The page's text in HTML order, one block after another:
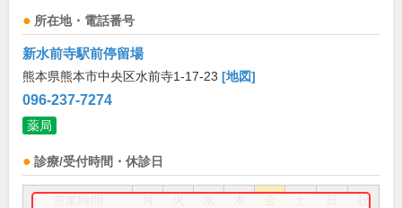
所在地・電話番号
新水前寺駅前停留場
熊本県熊本市中央区水前寺1-17-23 [地図]
096-237-7274
薬局
診療/受付時間・休診日
祝